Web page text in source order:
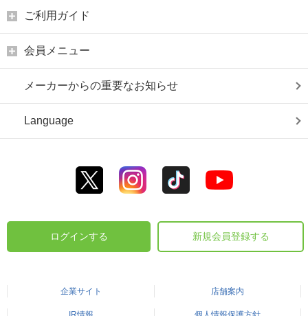
ご利用ガイド
会員メニュー
メーカーからの重要なお知らせ
Language
ログインする 新規会員登録する
企業サイト 店舗案内